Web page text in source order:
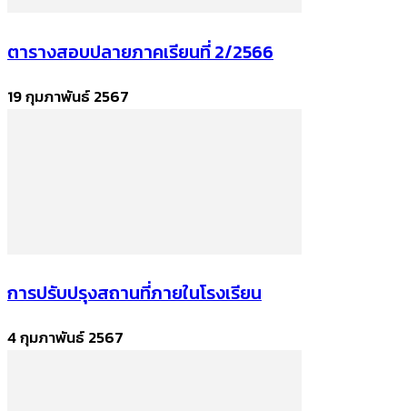
ตารางสอบปลายภาคเรียนที่ 2/2566
19 กุมภาพันธ์ 2567
การปรับปรุงสถานที่ภายในโรงเรียน
4 กุมภาพันธ์ 2567